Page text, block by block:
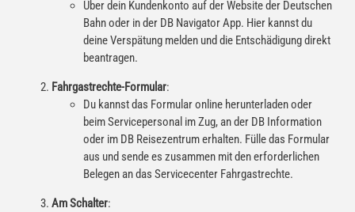
Über dein Kundenkonto auf der Website der Deutschen
Bahn oder in der DB Navigator App. Hier kannst du
deine Verspätung melden und die Entschädigung direkt
beantragen.
Fahrgastrechte-Formular:
Du kannst das Formular online herunterladen oder
beim Servicepersonal im Zug, an der DB Information
oder im DB Reisezentrum erhalten. Fülle das Formular
aus und sende es zusammen mit den erforderlichen
Belegen an das Servicecenter Fahrgastrechte.
Am Schalter: